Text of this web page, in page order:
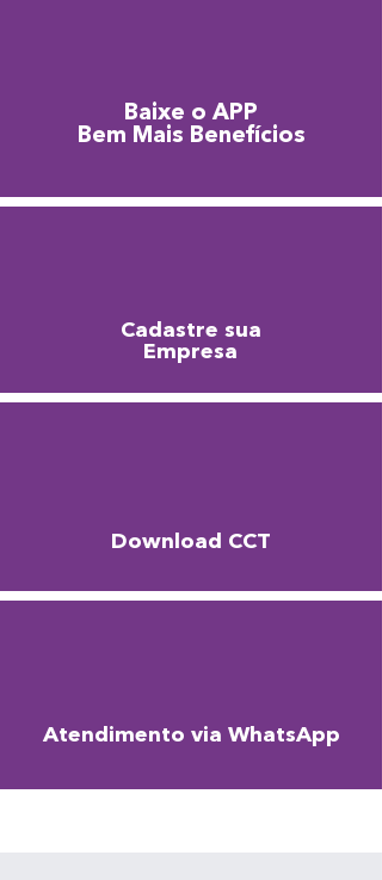
Baixe o APP
Bem Mais Benefícios
Cadastre sua
Empresa
Download CCT
Atendimento via WhatsApp